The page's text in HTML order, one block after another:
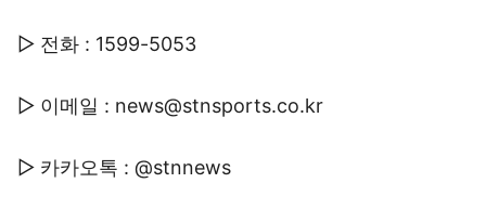
▷ 전화 : 1599-5053
▷ 이메일 : news@stnsports.co.kr
▷ 카카오톡 : @stnnews